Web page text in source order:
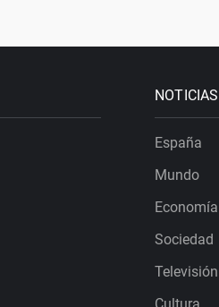
NOTICIAS
España
Mundo
Economía
Sociedad
Televisión